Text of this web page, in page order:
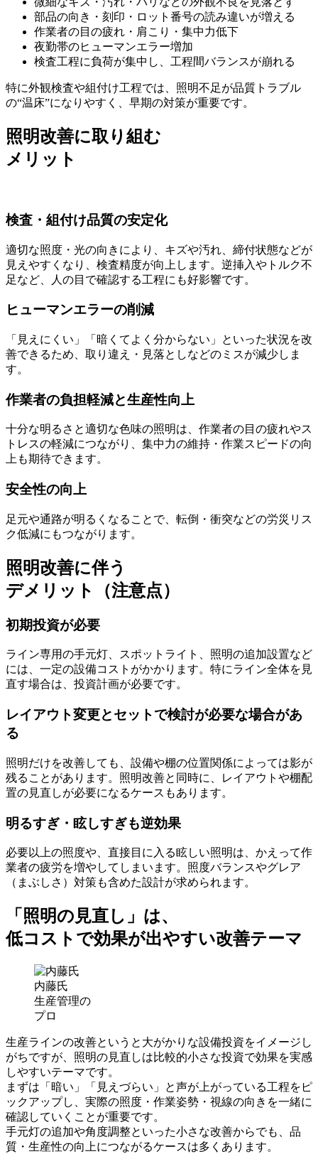
部品の向き・刻印・ロット番号の読み違いが増える
作業者の目の疲れ・肩こり・集中力低下
夜勤帯のヒューマンエラー増加
検査工程に負荷が集中し、工程間バランスが崩れる
特に外観検査や組付け工程では、照明不足が品質トラブル
の“温床”になりやすく、早期の対策が重要です。
照明改善に取り組む
メリット
検査・組付け品質の安定化
適切な照度・光の向きにより、 キズや汚れ、締付状態などが
見えやすくなり、検査精度が向上 します。逆挿入やトルク不
足など、人の目で確認する工程にも好影響です。
ヒューマンエラーの削減
「見えにくい」「暗くてよく分からない」といった状況を改
善できるため、 取り違え・見落としなどのミスが減少しま
す。
作業者の負担軽減と生産性向上
十分な明るさと適切な色味の照明は、作業者の目の疲れやス
トレスの軽減につながり、 集中力の維持・作業スピードの向
上 も期待できます。
安全性の向上
足元や通路が明るくなることで、 転倒・衝突などの労災リス
ク低減にもつながります。
照明改善に伴う
デメリット（注意点）
初期投資が必要
ライン専用の手元灯、スポットライト、照明の追加設置など
には、一定の設備コストがかかります。特にライン全体を見
直す場合は、投資計画が必要です。
レイアウト変更とセットで検討が必要な場合があ
る
照明だけを改善しても、 設備や棚の位置関係によっては影が
残る ことがあります。照明改善と同時に、レイアウトや棚配
置の見直しが必要になるケースもあります。
明るすぎ・眩しすぎも逆効果
必要以上の照度や、直接目に入る眩しい照明は、かえって作
業者の疲労を増やしてしまいます。 照度バランスやグレア
（まぶしさ）対策も含めた設計が求められます。
「照明の見直し」は、
低コストで効果が出やすい改善テーマ
内藤氏
生産管理の
プロ
生産ラインの改善というと大がかりな設備投資をイメージし
がちですが、 照明の見直しは比較的小さな投資で効果を実感
しやすいテーマです。
まずは「暗い」「見えづらい」と声が上がっている工程をピ
ックアップし、実際の照度・作業姿勢・視線の向きを一緒に
確認していくことが重要です。
手元灯の追加や角度調整といった小さな改善からでも、品
質・生産性の向上につながるケースは多くあります。